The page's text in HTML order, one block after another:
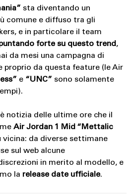
sta diventando un
comune e diffuso tra gli
e in particolare il team
forte su questo trend,
da mesi una campagna di
proprio da questa feature (le Air
e “UNC” sono solamente
notizia delle ultime ore che il
Air Jordan 1 Mid “Mettalic
vicina: da diverse settimane
sul web alcune
in merito al modello, e
la release date ufficiale.